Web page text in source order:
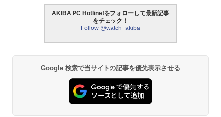
AKIBA PC Hotline!をフォローして最新記事
をチェック！
Follow @watch_akiba
Google 検索で当サイトの記事を優先表示させる